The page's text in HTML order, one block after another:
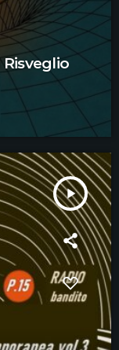
play_arrow